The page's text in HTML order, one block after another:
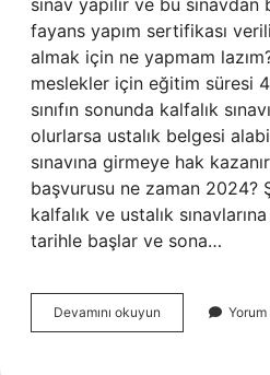
sınav yapılır ve bu
fayans yapım sertifikası
almak için ne yapmam
meslekler için eğitim süresi 4
sınıfın sonunda kalfalık
olurlarsa ustalık belgesi
sınavına girmeye hak
başvurusu ne zaman 2024?
kalfalık ve ustalık
tarihle başlar ve sona…
Devamını okuyun
Ustalık
Yorum